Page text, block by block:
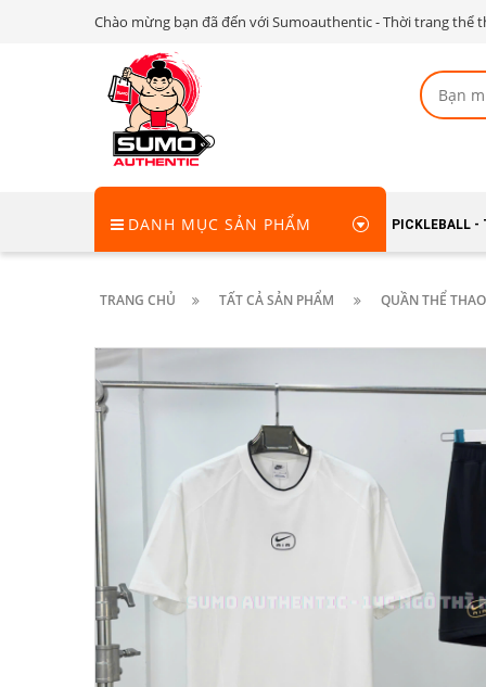
Chào mừng bạn đã đến với Sumoauthentic - Thời trang thể
DANH MỤC SẢN PHẨM PICKLEBALL -
TRANG CHỦ TẤT CẢ SẢN PHẨM QUẦN THỂ